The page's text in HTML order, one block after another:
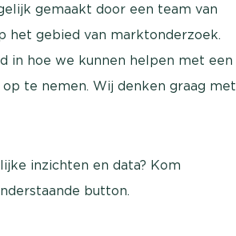
gemaakt door een team van
het gebied van marktonderzoek.
in hoe we kunnen helpen met een
te nemen. Wij denken graag met
inzichten en data? Kom
button.